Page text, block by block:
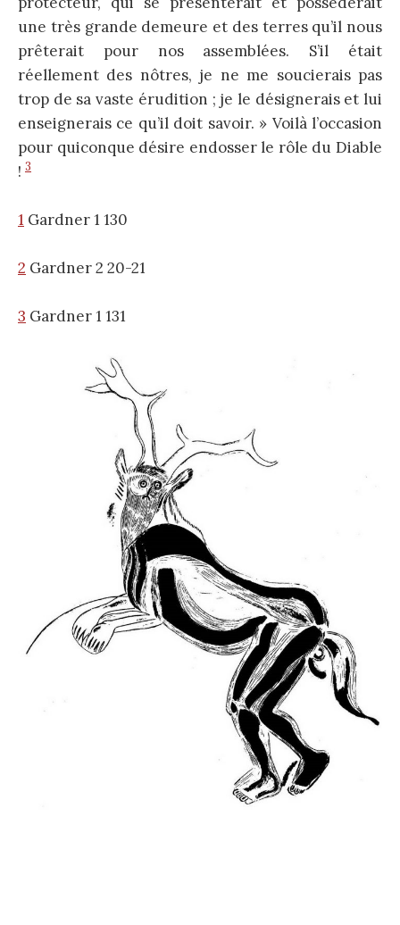
une très grande demeure et des terres qu’il nous
prêterait pour nos assemblées. S’il était
réellement des nôtres, je ne me soucierais pas
trop de sa vaste érudition ; je le désignerais et lui
enseignerais ce qu’il doit savoir. » Voilà l’occasion
pour quiconque désire endosser le rôle du Diable
! 3
1 Gardner 1 130
2 Gardner 2 20-21
3 Gardner 1 131